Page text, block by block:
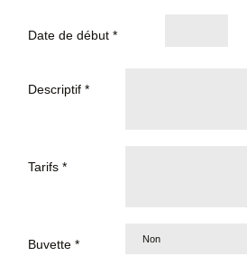
Date de début *
Descriptif *
Tarifs *
Buvette *